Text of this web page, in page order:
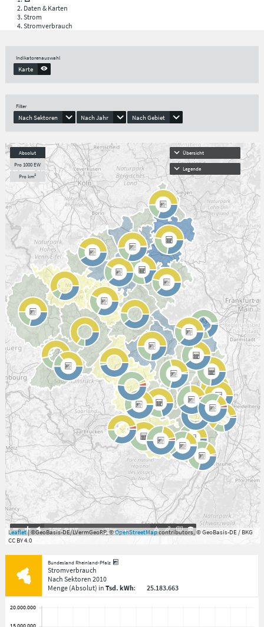
Daten & Karten
Strom
Stromverbrauch
Indikatorenauswahl
Karte
Filter
Nach Sektoren Nach Jahr Nach Gebiet
Absolut
Pro 1000 EW
Pro km²
Übersicht
Legende
7.059°,49.813° 20km
Leaflet| ©GeoBasis-DE/LVermGeoRP, ©OpenStreetMapcontributors, © GeoBasis-DE / BKG
CC BY 4.0
Bundesland Rheinland-Pfalz
Stromverbrauch
Nach Sektoren 2010
Menge(Absolut) in Tsd. kWh: 25.183.663